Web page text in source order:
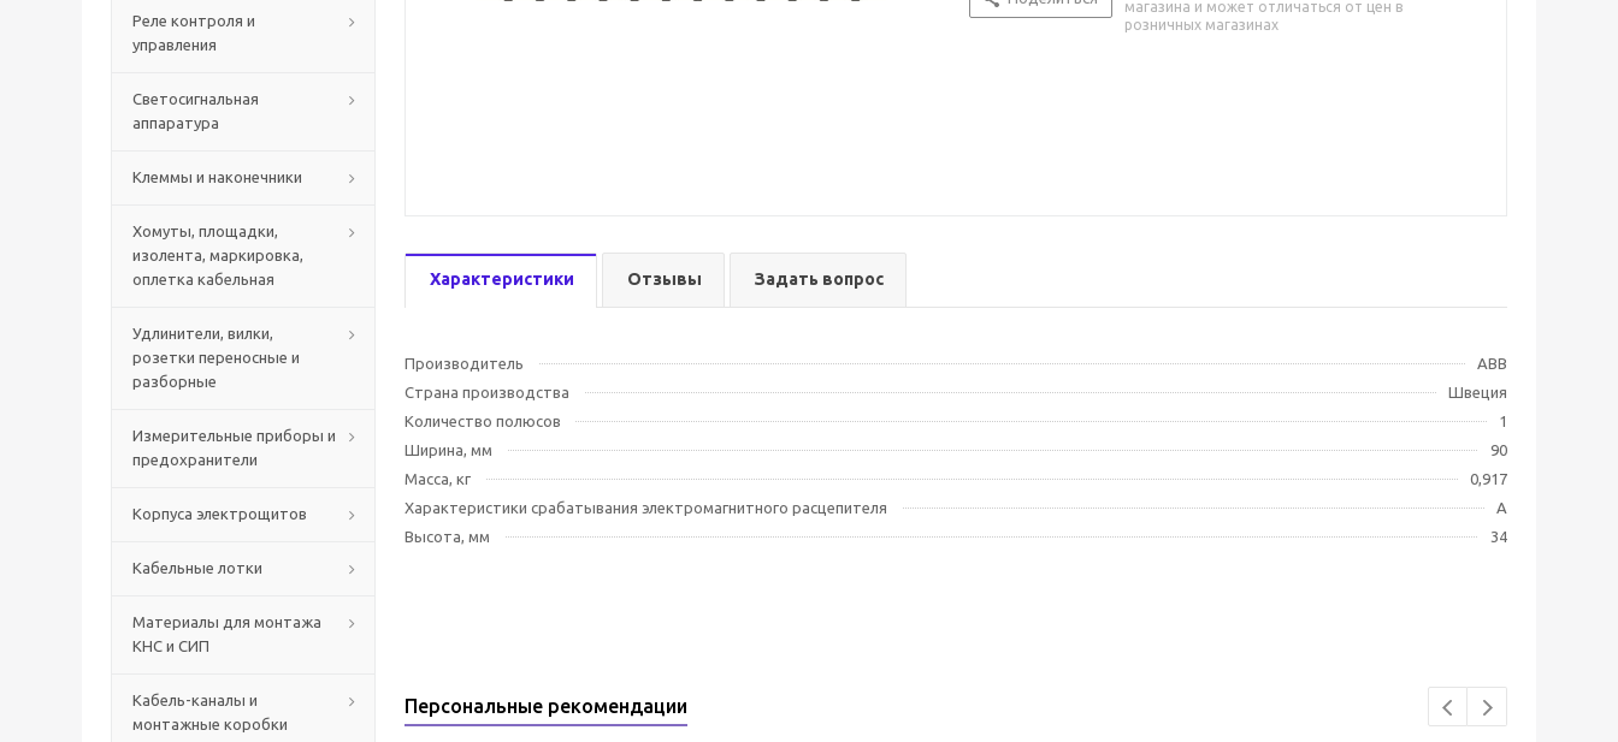
Реле контроля и
управления
Светосигнальная
аппаратура
Клеммы и наконечники
Хомуты, площадки,
изолента, маркировка,
оплетка кабельная
Удлинители, вилки,
розетки переносные и
разборные
Измерительные приборы и
предохранители
Корпуса электрощитов
Кабельные лотки
Материалы для монтажа
КНС и СИП
Кабель-каналы и
монтажные коробки
магазина и может отличаться от цен в
розничных магазинах
Характеристики Отзывы Задать вопрос
Производитель
ABB
Страна производства
Швеция
Количество полюсов
1
Ширина, мм
90
Масса, кг
0,917
Характеристики срабатывания электромагнитного расцепителя
A
Высота, мм
34
Персональные рекомендации